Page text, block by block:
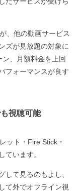
、他の動画サービス
ズが見放題の対象に
、月額料金を上回
フォーマンスが良す
視聴可能
ット・Fire Stick・
ています。
して見るのもよし、
て外でオフライン視